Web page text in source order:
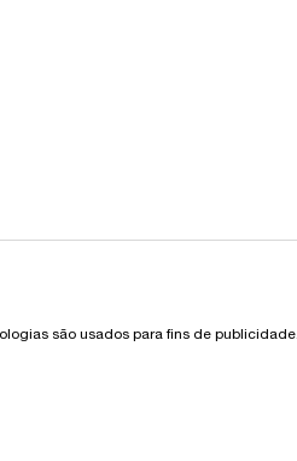
são usados para fins de publicidade.